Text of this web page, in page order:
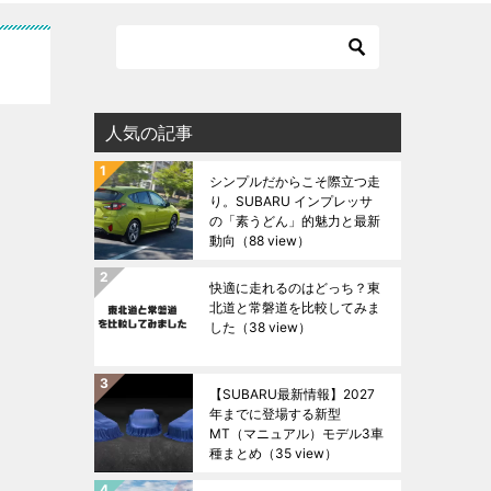
人気の記事
シンプルだからこそ際立つ走
り。SUBARU インプレッサ
の「素うどん」的魅力と最新
動向 （88 view）
快適に走れるのはどっち？東
北道と常磐道を比較してみま
した （38 view）
【SUBARU最新情報】2027
年までに登場する新型
MT（マニュアル）モデル3車
種まとめ （35 view）